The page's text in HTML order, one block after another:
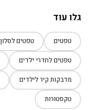
גלו עוד
טפטים טפטים לסלון
טפטים לחדרי ילדים
מדבקות קיר לילדים
טקסטורות